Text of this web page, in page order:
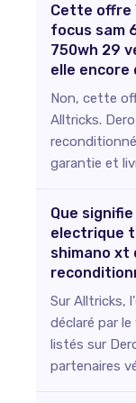
Cette offre
focus sam
750wh 29
elle encore
Non, cette
Alltricks.
garantie et
Que
electrique
shimano xt
Sur Alltricks,
déclaré par
listés sur
partenaires